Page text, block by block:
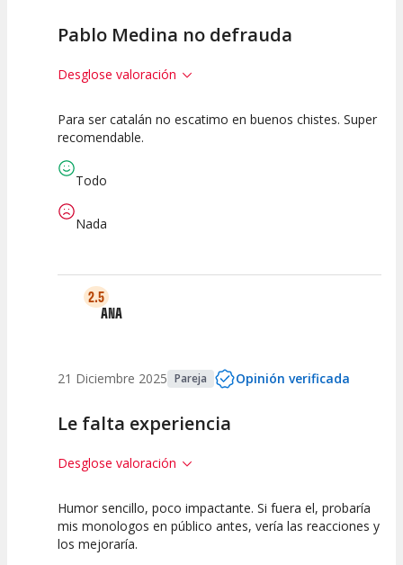
Pablo Medina no defrauda
Desglose valoración
10
Espectáculo
10 10
Para ser catalán no escatimo en buenos chistes. Super
recomendable.
Todo
Nada
2.5
ANA
21 Diciembre 2025 Pareja Opinión verificada
Le falta experiencia
Desglose valoración
2.5
Calidad del
2.5 2.5
Humor sencillo, poco impactante. Si fuera el, probaría
mis monologos en público antes, vería las reacciones y
los mejoraría.